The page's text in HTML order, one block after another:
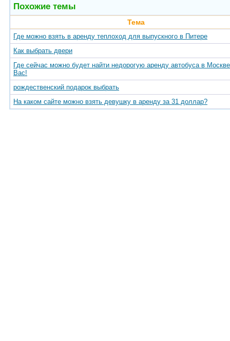
Похожие темы
Тема
Где можно взять в аренду теплоход для выпускного в Питере
Как выбрать двери
Где сейчас можно будет найти недорогую аренду автобуса в
Вас!
рождественский подарок выбрать
На каком сайте можно взять девушку в аренду за 31 доллар?